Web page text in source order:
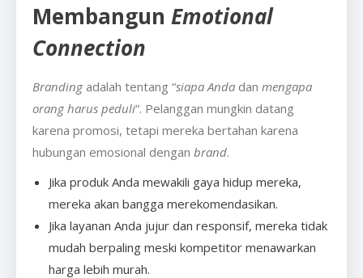
Membangun Emotional
Connection
Branding adalah tentang “siapa Anda dan mengapa
orang harus peduli“. Pelanggan mungkin datang
karena promosi, tetapi mereka bertahan karena
hubungan emosional dengan brand.
Jika produk Anda mewakili gaya hidup mereka,
mereka akan bangga merekomendasikan.
Jika layanan Anda jujur dan responsif, mereka tidak
mudah berpaling meski kompetitor menawarkan
harga lebih murah.